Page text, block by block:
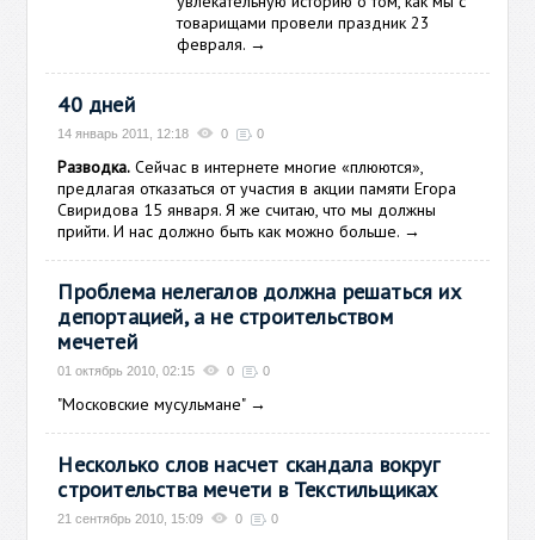
товарищами провели праздник 23
февраля. →
40 дней
14 январь 2011, 12:18 0 0
Разводка. Сейчас в интернете многие «плюются»,
предлагая отказаться от участия в акции памяти Егора
Свиридова 15 января. Я же считаю, что мы должны
прийти. И нас должно быть как можно больше. →
Проблема нелегалов должна решаться их
депортацией, а не строительством
мечетей
01 октябрь 2010, 02:15 0 0
"Московские мусульмане"→
Несколько слов насчет скандала вокруг
строительства мечети в Текстильщиках
21 сентябрь 2010, 15:09 0 0